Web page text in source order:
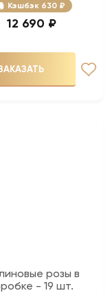
Кэшбэк 630 ₽
12 690 ₽
розы в
- 19 шт.